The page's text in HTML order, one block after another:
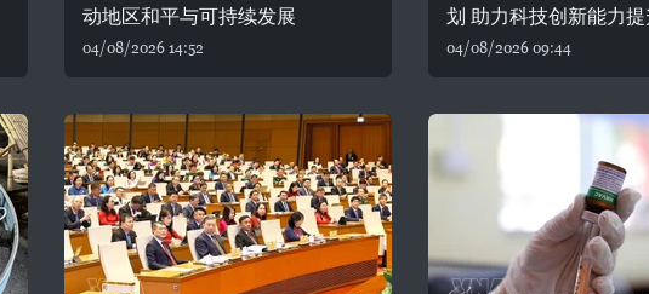
动地区和平与可持续发展
04/08/2026 14:52
划 助力科技创新能力
04/08/2026 09:44